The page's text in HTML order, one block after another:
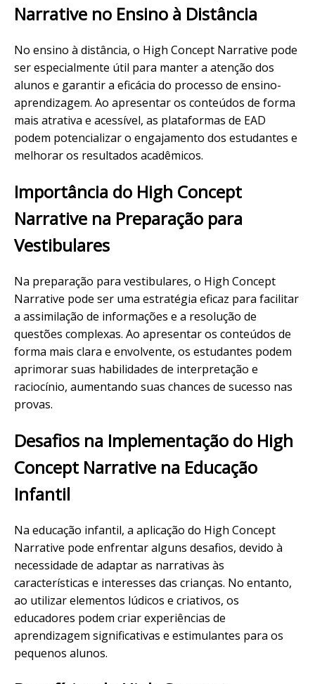
Narrative no Ensino à Distância
No ensino à distância, o High Concept Narrative pode
ser especialmente útil para manter a atenção dos
alunos e garantir a eficácia do processo de ensino-
aprendizagem. Ao apresentar os conteúdos de forma
mais atrativa e acessível, as plataformas de EAD
podem potencializar o engajamento dos estudantes e
melhorar os resultados acadêmicos.
Importância do High Concept
Narrative na Preparação para
Vestibulares
Na preparação para vestibulares, o High Concept
Narrative pode ser uma estratégia eficaz para facilitar
a assimilação de informações e a resolução de
questões complexas. Ao apresentar os conteúdos de
forma mais clara e envolvente, os estudantes podem
aprimorar suas habilidades de interpretação e
raciocínio, aumentando suas chances de sucesso nas
provas.
Desafios na Implementação do High
Concept Narrative na Educação
Infantil
Na educação infantil, a aplicação do High Concept
Narrative pode enfrentar alguns desafios, devido à
necessidade de adaptar as narrativas às
características e interesses das crianças. No entanto,
ao utilizar elementos lúdicos e criativos, os
educadores podem criar experiências de
aprendizagem significativas e estimulantes para os
pequenos alunos.